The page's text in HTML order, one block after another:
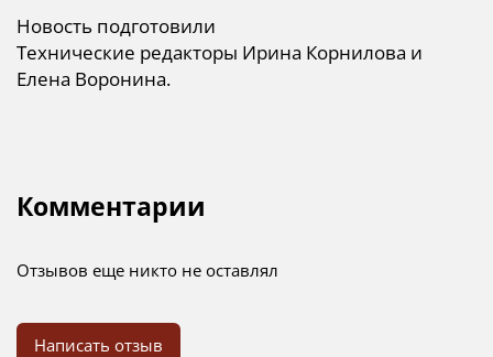
Новость подготовили
Технические редакторы Ирина Корнилова и
Елена Воронина.
Комментарии
Отзывов еще никто не оставлял
Написать отзыв